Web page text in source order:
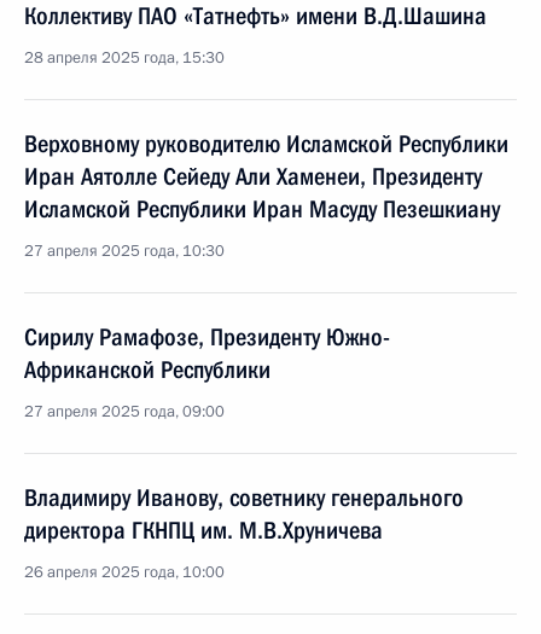
Коллективу ПАО «Татнефть» имени В.Д.Шашина
28 апреля 2025 года, 15:30
Верховному руководителю Исламской Республики
Иран Аятолле Сейеду Али Хаменеи, Президенту
Исламской Республики Иран Масуду Пезешкиану
27 апреля 2025 года, 10:30
Сирилу Рамафозе, Президенту Южно-
Африканской Республики
27 апреля 2025 года, 09:00
Владимиру Иванову, советнику генерального
директора ГКНПЦ им. М.В.Хруничева
26 апреля 2025 года, 10:00